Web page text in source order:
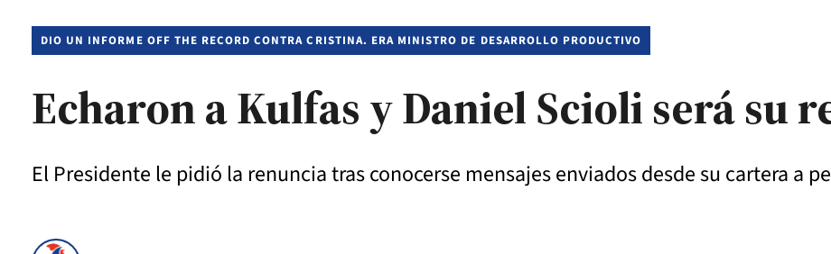
DIO UN INFORME OFF THE RECORD CONTRA CRISTINA. ERA MINISTRO DE DESARROLLO PRODUCTIVO
Echaron a Kulfas y Daniel Scioli será su
El Presidente le pidió la renuncia tras conocerse mensajes enviados desde su cartera a